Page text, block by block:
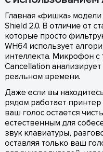
Главная «фишка»
Shield 2.0. В отличие от
которые просто
WH64 использует
интеллекта. Микрофон с
Cancellation
реальном времени.
Даже если вы
рядом работает
ваш голос остается
естественным для
звук клавиатуры,
оставляя только ваш